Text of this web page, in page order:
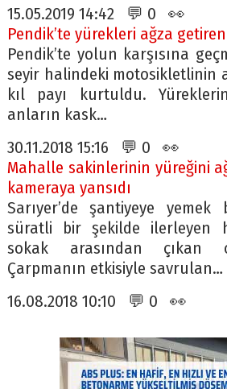
15.05.2019 14:42 💬 0 👀
Pendik’te yürekleri ağza
Pendik’te yolun karşısına
seyir halindeki motosikletlinin
kıl payı kurtuldu.
anların kask…
30.11.2018 15:16 💬 0 👀
Mahalle sakinlerinin yüreğini
kameraya yansıdı
Sarıyer’de şantiyeye yemek
süratli bir şekilde ilerleyen
sokak arasından çıkan
Çarpmanın etkisiyle savrulan…
16.08.2018 10:10 💬 0 👀